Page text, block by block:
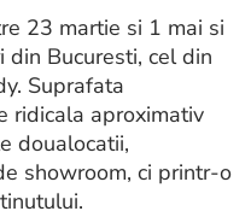
23 martie si 1 mai si
Bucuresti, cel din
Suprafata
ridicala aproximativ
doualocatii,
showroom, ci printr-o